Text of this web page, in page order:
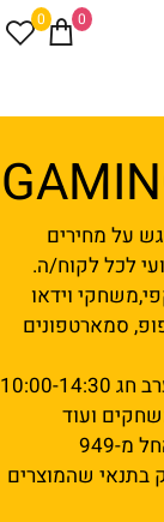
0 0
על מחירים
לכל לקוח/ה.
וידאו
סמארטפונים
ועוד
מ-949
2 ימי עסקים,רק בתנאי שהמוצרים